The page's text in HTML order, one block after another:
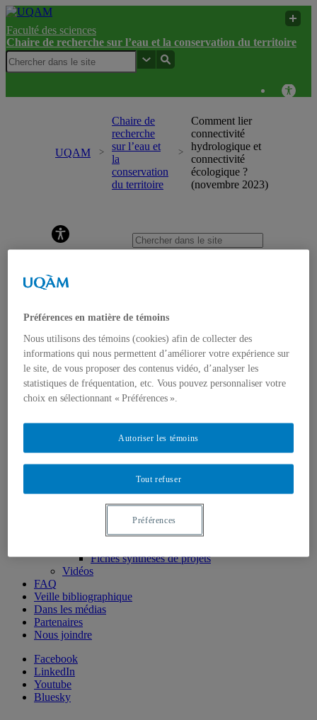
Faculté des sciences
Chaire de recherche sur l’eau et la conservation du territoire
UQAM
Chaire de
recherche
sur l’eau et
la
conservation
du territoire
Comment lier
connectivité
hydrologique et
connectivité
écologique ?
(novembre 2023)
Recherche
Mission et objectifs
Projets en cours
Laboratoires expérimentaux
Laboratoire naturel du Mont Covey Hill
Offres de MSc et PhD
Équipe
Titulaire et chercheuse principale
Collaboratrices et collaborateurs
Blogue
Outils
Publications
Mémoires et thèses
Fiches synthèses de projets
Vidéos
FAQ
Veille bibliographique
Dans les médias
Partenaires
Nous joindre
Facebook
LinkedIn
Youtube
Bluesky
Préférences en matière de témoins
Nous utilisons des témoins (cookies) afin de collecter des
informations qui nous permettent d’améliorer votre expérience sur
le site, de vous proposer des contenus vidéo, d’analyser les
statistiques de fréquentation, etc. Vous pouvez personnaliser votre
choix en sélectionnant « Préférences ».
Tout refuser
Autoriser les témoins
Préférences